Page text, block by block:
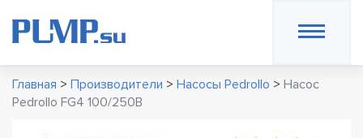
Главная > Производители > Насосы Pedrollo > Насос
Pedrollo FG4 100/250B